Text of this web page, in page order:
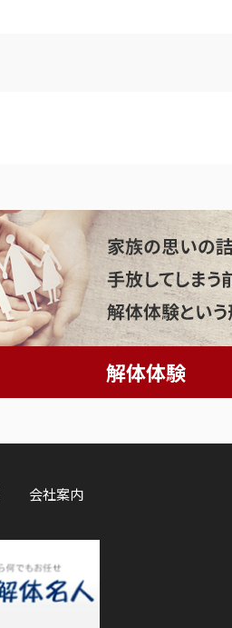
解体体験
会社案内